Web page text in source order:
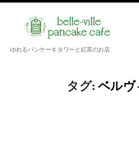
belle-
ゆれるパンケーキタワーと紅茶のお店
タグ: ベルヴ